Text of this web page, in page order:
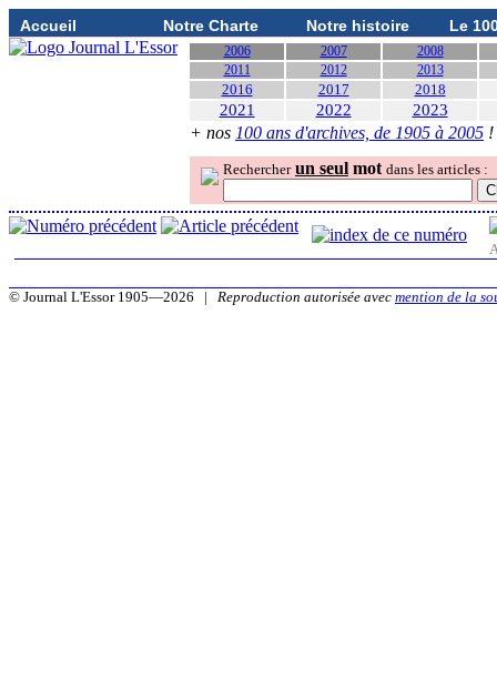
Accueil Notre Charte Notre histoire Le
2006 2007
2008
2011
2012 2013
2016 2017 2018
2021 2022 2023
+ nos 100 ans d'archives, de 1905 à 2005 !
Rechercher un seul mot dans les articles :
© Journal L'Essor 1905—2026 | Reproduction autorisée avec mention de la